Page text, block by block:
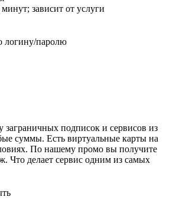
зависит от услуги
логину/паролю
заграничных подписок и сервисов из
суммы. Есть виртуальные карты на
По нашему промо вы получите
Что делает сервис одним из самых